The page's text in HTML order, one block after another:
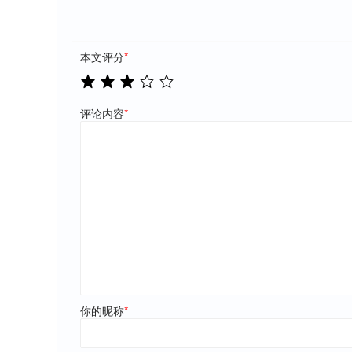
本文评分*
评论内容*
你的昵称*